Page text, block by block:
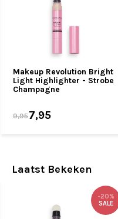
Makeup Revolution Bright
Light Highlighter - Strobe
Champagne
9,957,95
Laatst Bekeken
-20%
SALE